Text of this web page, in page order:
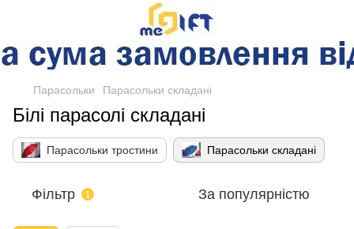
Парасольки Парасольки складані
Білі парасолі складані
Парасольки тростини Парасольки складані
Фільтр 1 За популярністю